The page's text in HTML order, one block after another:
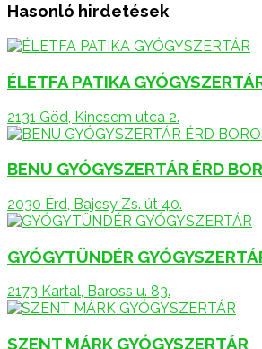
Hasonló hirdetések
ÉLETFA PATIKA
2131 Göd, Kincsem utca 2.
BENU GYÓGYSZERTÁR ÉRD
2030 Érd, Bajcsy Zs. út 40.
GYÓGYTÜNDÉR
2173 Kartal, Baross u. 83.
SZENT MÁRK GYÓGYSZERTÁR